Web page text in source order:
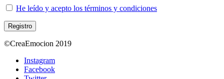
He leído y acepto los términos y condiciones
©CreaEmocion 2019
Instagram
Facebook